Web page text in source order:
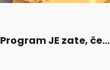
Program JE zate, če…